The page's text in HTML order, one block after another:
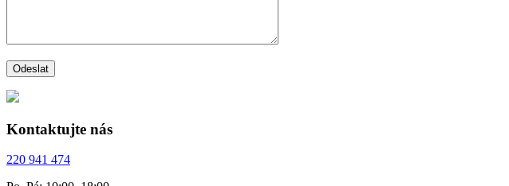
Kontaktujte nás
220 941 474